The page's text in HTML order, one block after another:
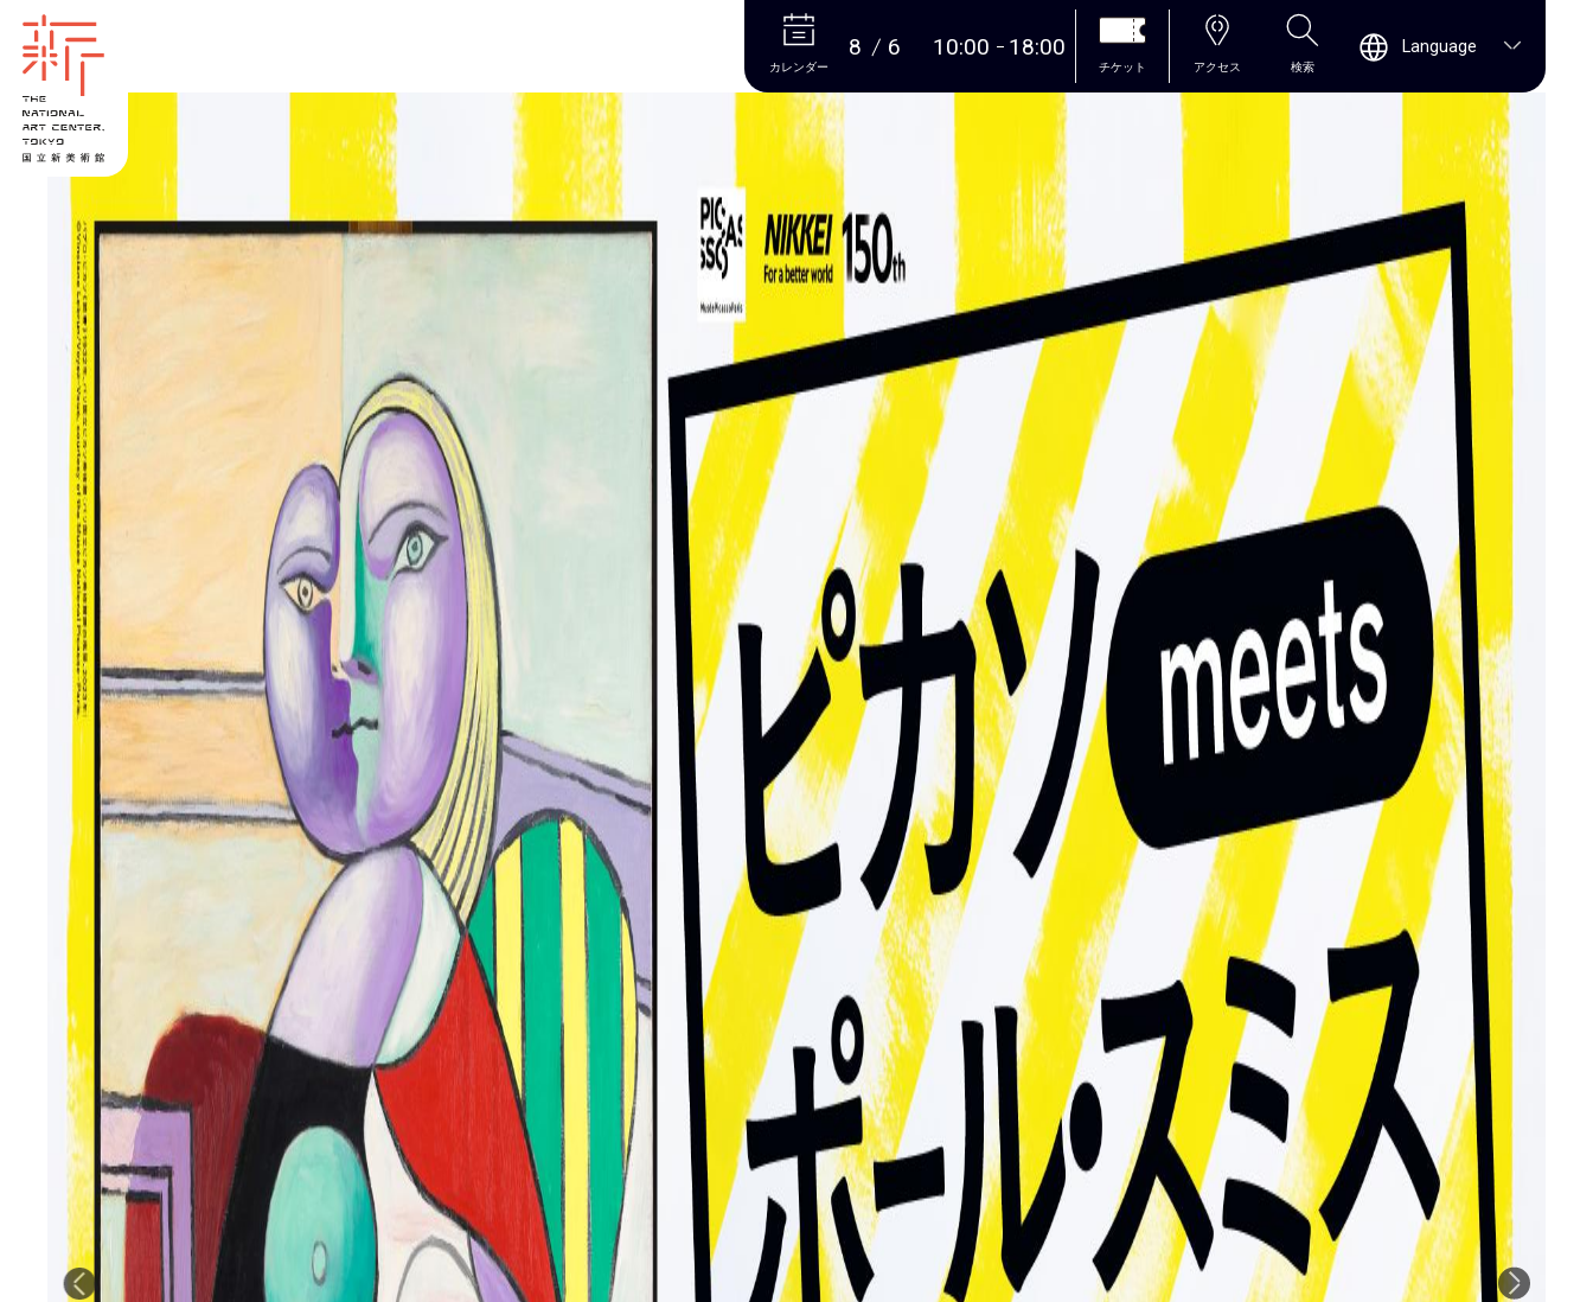
本文へ
カレンダー
8 6 10:00 18:00
チケット アクセス 検索
Language